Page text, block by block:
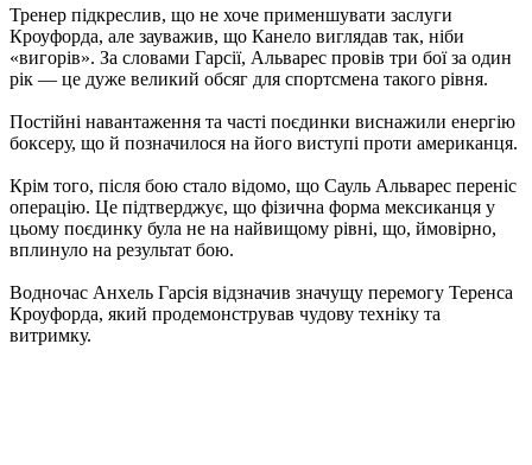
Тренер підкреслив, що не хоче применшувати заслуги
Кроуфорда, але зауважив, що Канело виглядав так, ніби
«вигорів». За словами Гарсії, Альварес провів три бої за один
рік — це дуже великий обсяг для спортcмена такого рівня.
Постійні навантаження та часті поєдинки виснажили енергію
боксеру, що й позначилося на його виступі проти американця.
Крім того, після бою стало відомо, що Сауль Альварес переніс
операцію. Це підтверджує, що фізична форма мексиканця у
цьому поєдинку була не на найвищому рівні, що, ймовірно,
вплинуло на результат бою.
Водночас Анхель Гарсія відзначив значущу перемогу Теренса
Кроуфорда, який продемонстрував чудову техніку та
витримку.